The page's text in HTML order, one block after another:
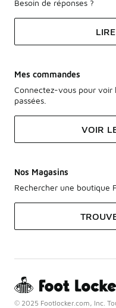
Besoin de réponses ?
Mes commandes
Connectez-vous pour voir
passées.
VOIR
Nos Magasins
Rechercher une boutique
© 2025 Footlocker.com, Inc.